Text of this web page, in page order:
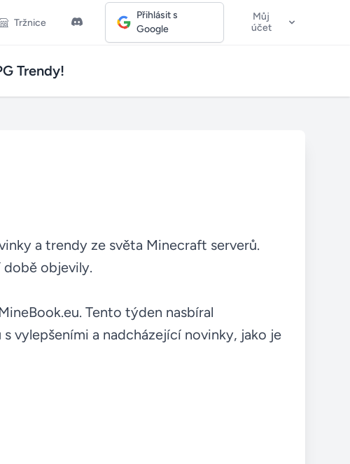
Tržnice
Přihlásit s
Google
Můj
účet
Trendy!
a trendy ze světa Minecraft serverů.
době objevily.
Tento týden nasbíral
vylepšeními a nadcházející novinky, jako je